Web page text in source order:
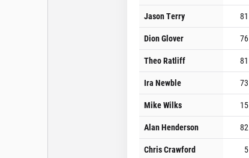
Jason Terry
81
Dion Glover
76
Theo Ratliff
81
Ira Newble
73
Mike Wilks
15
Alan Henderson
82
Chris Crawford
5